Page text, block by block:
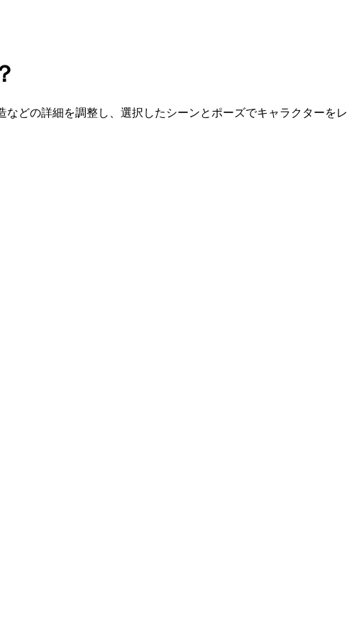
どの詳細を調整し、選択したシーンとポーズでキャラクターをレ